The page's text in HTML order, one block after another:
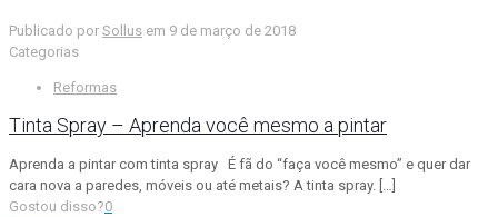
Publicado por Sollus em 9 de março de 2018
Categorias
Reformas
Tinta Spray – Aprenda você mesmo a pintar
Aprenda a pintar com tinta spray É fã do “faça você mesmo” e quer dar
cara nova a paredes, móveis ou até metais? A tinta spray. […]
Gostou disso?0